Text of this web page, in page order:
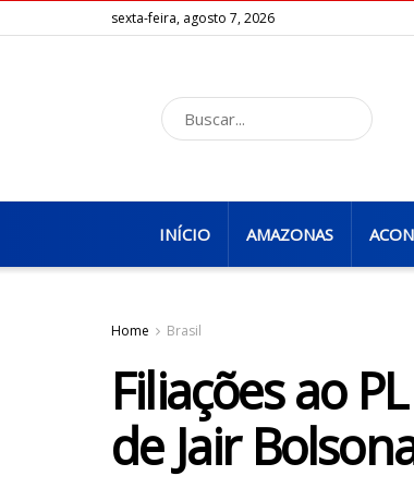
sexta-feira, agosto 7, 2026
INÍCIO AMAZONAS
Home Brasil
Filiações ao
de Jair